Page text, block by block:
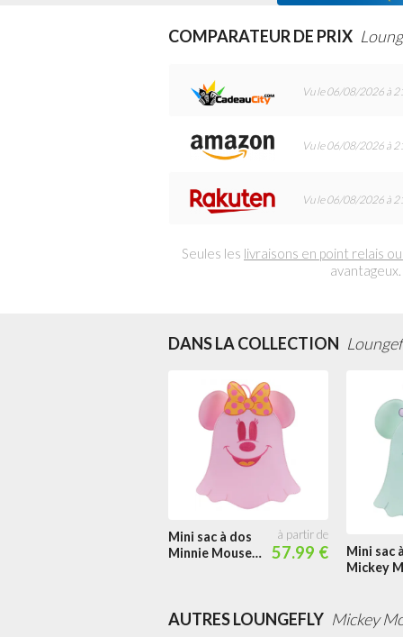
COMPARATEUR DE PRIX
Vu le 06/08/2026 à
Vu le 06/08/2026 à
Vu le 06/08/2026 à
Seules les livraisons en point relais
DANS LA COLLECTION
Mini sac à dos
Minnie Mouse
57.99 €
Mini sac
Mickey
AUTRES LOUNGEFLY Mickey